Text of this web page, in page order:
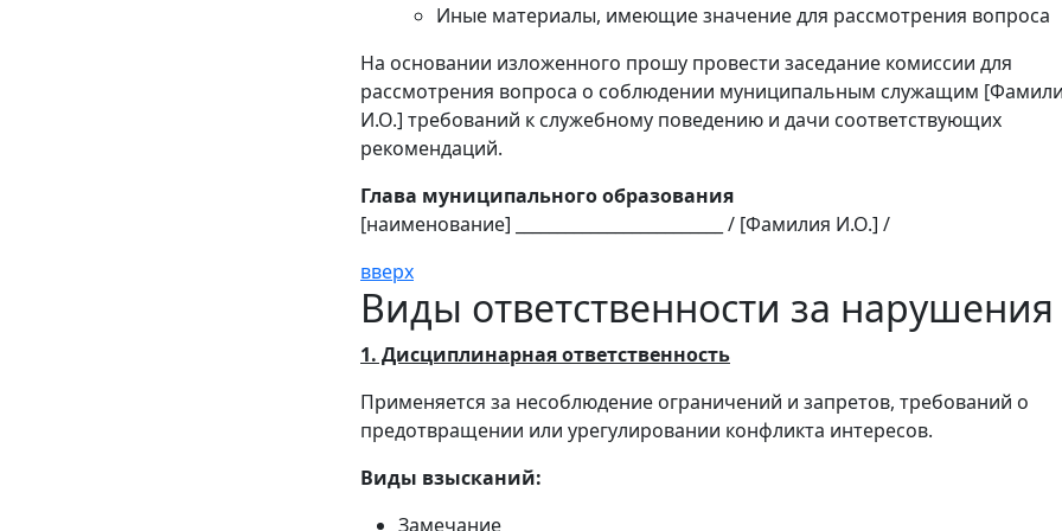
Иные материалы, имеющие значение для рассмотрения вопроса
На основании изложенного прошу провести заседание комиссии для
рассмотрения вопроса о соблюдении муниципальным служащим
И.О.] требований к служебному поведению и дачи соответствующих
рекомендаций.
Глава муниципального образования
[наименование] _________________________ / [Фамилия И.О.] /
вверх
Виды ответственности за нарушения
1. Дисциплинарная ответственность
Применяется за несоблюдение ограничений и запретов, требований о
предотвращении или урегулировании конфликта интересов.
Виды взысканий:
Замечание